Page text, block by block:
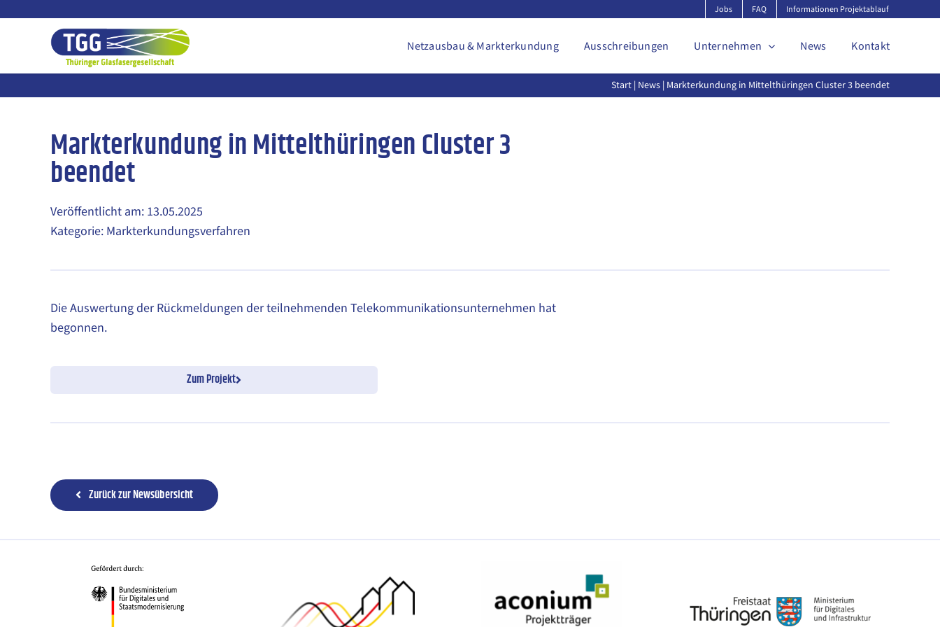
Jobs FAQ Informationen Projektablauf
Netzausbau & Markterkundung Ausschreibungen Unternehmen News Kontakt
Start | News | Markterkundung in Mittelthüringen Cluster 3 beendet
Markterkundung in Mittelthüringen Cluster 3
beendet
Veröffentlicht am: 13.05.2025
Kategorie: Markterkundungsverfahren
Die Auswertung der Rückmeldungen der teilnehmenden Telekommunikationsunternehmen hat
begonnen.
Zum Projekt
Zurück zur Newsübersicht